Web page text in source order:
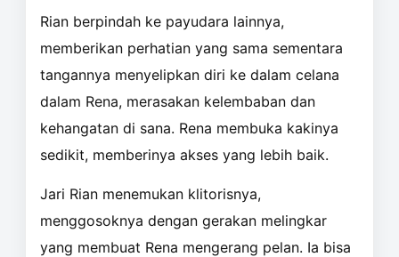
Rian berpindah ke payudara lainnya,
memberikan perhatian yang sama sementara
tangannya menyelipkan diri ke dalam celana
dalam Rena, merasakan kelembaban dan
kehangatan di sana. Rena membuka kakinya
sedikit, memberinya akses yang lebih baik.
Jari Rian menemukan klitorisnya,
menggosoknya dengan gerakan melingkar
yang membuat Rena mengerang pelan. Ia bisa